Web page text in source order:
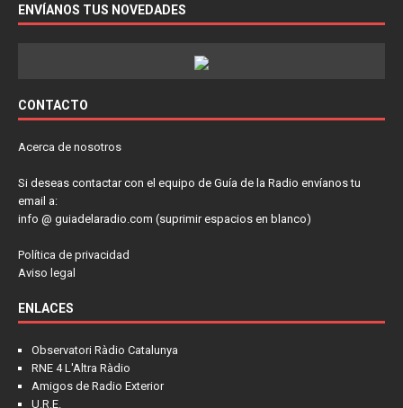
ENVÍANOS TUS NOVEDADES
CONTACTO
Acerca de nosotros
Si deseas contactar con el equipo de Guía de la Radio envíanos tu
email a:
info @ guiadelaradio.com (suprimir espacios en blanco)
Política de privacidad
Aviso legal
ENLACES
Observatori Ràdio Catalunya
RNE 4 L'Altra Ràdio
Amigos de Radio Exterior
U.R.E.